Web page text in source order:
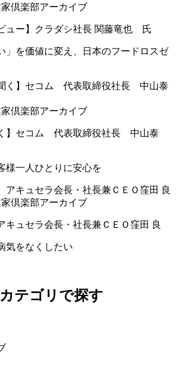
倶楽部アーカイブ
ュー】クラダシ社長 関藤竜也 氏
」を価値に変え、日本のフードロスゼ
倶楽部アーカイブ
く】セコム 代表取締役社長 中山泰
様一人ひとりに安心を
倶楽部アーカイブ
キュセラ会長・社長兼ＣＥＯ窪田 良
気をなくしたい
カテゴリで探す